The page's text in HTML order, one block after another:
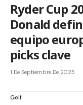
Ryder Cup
Donald
equipo
picks clave
1 De Septiembre De 2025
Golf